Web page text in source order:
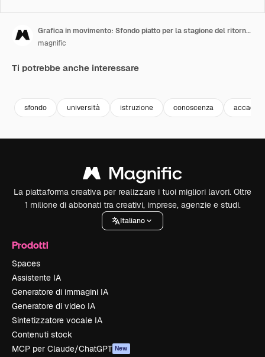
Grafica in movimento: Sfondo piatto per la stagione del ritorno a scuola
magnific
Ti potrebbe anche interessare
sfondo università istruzione conoscenza
La piattaforma creativa per realizzare i tuoi migliori lavori. Oltre
1 milione di abbonati tra creativi, imprese, agenzie e studi.
Italiano
Prodotti
Spaces
Assistente IA
Generatore di immagini IA
Generatore di video IA
Sintetizzatore vocale IA
Contenuti stock
MCP per Claude/ChatGPT New